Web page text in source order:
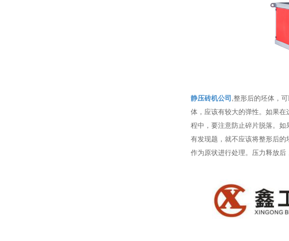
静压砖机公司,整形后的坯体，
体，应该有较大的弹性。如果
程中，要注意防止碎片脱落。
有发现题，就不应该将整形后
作为原状进行处理。压力释放后